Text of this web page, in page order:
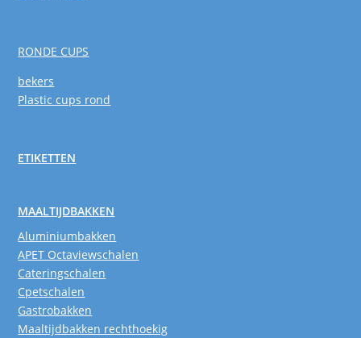
RONDE CUPS
bekers
Plastic cups rond
ETIKETTEN
MAALTIJDBAKKEN
Aluminiumbakken
APET Octaviewschalen
Cateringschalen
Cpetschalen
Gastrobakken
Maaltijdbakken rechthoekig